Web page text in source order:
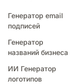
Пламя
Веточка цветка
Лес
Озеро
Генератор email
подписей
Генератор
названий бизнеса
ИИ Генератор
логотипов